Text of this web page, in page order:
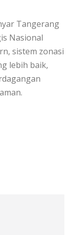
Tangerang
Nasional
sistem zonasi
lebih baik,